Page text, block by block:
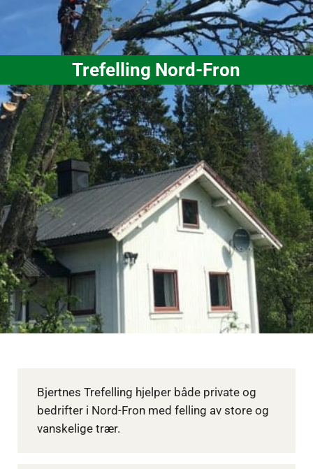
Trefelling Nord-Fron
Bjertnes Trefelling hjelper både private og
bedrifter i Nord-Fron med felling av store og
vanskelige trær.